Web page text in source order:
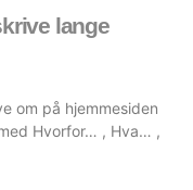
lange
om på hjemmesiden
Hvorfor… , Hva… ,